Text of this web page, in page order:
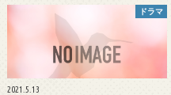
ドラマ
2021.5.13